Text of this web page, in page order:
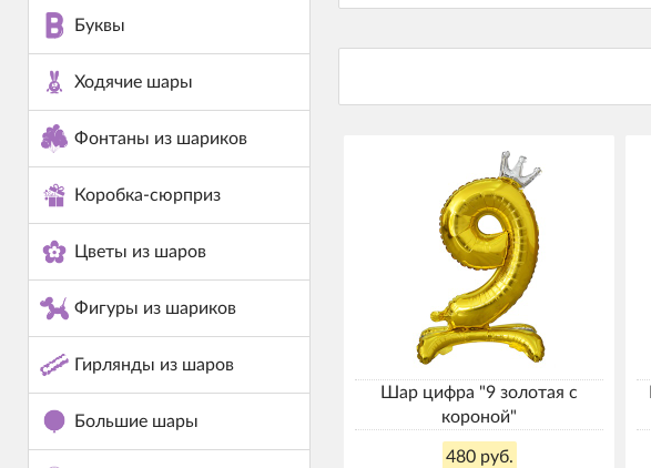
Буквы
Ходячие шары
Фонтаны из шариков
Коробка-сюрприз
Цветы из шаров
Фигуры из шариков
Гирлянды из шаров
Большие шары
Шар цифра "9 золотая с
короной"
480 руб.